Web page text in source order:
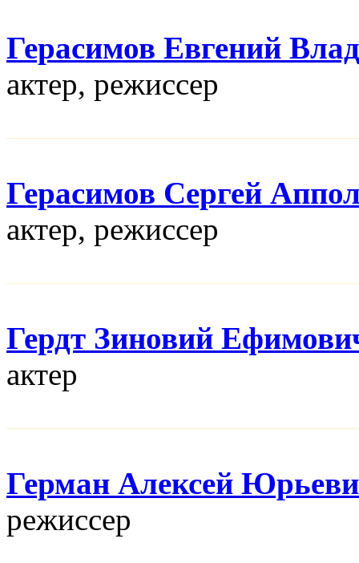
Герасимов Евгений
актер, режисcер
Герасимов Сергей
актер, режисcер
Гердт Зиновий
актер
Герман Алексей
режисcер